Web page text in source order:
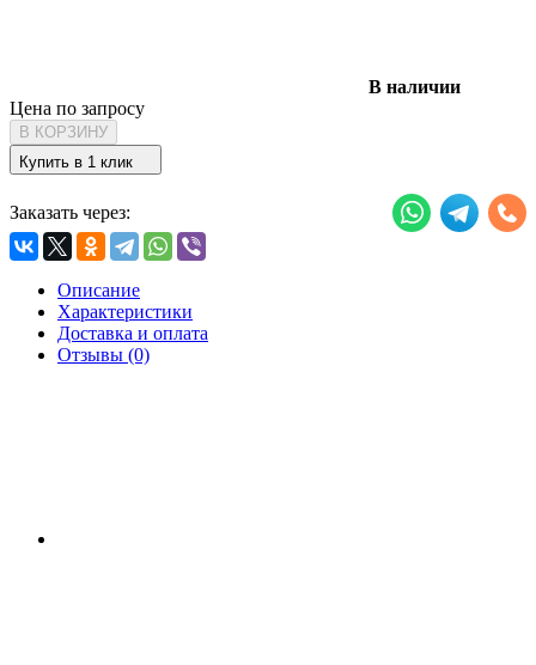
В наличии
Цена по запросу
В КОРЗИНУ
Купить в 1 клик
Заказать через:
Описание
Характеристики
Доставка и оплата
Отзывы (0)